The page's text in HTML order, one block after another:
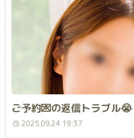
ご予約💌の返信トラブル😭
2025.09.24 19:37